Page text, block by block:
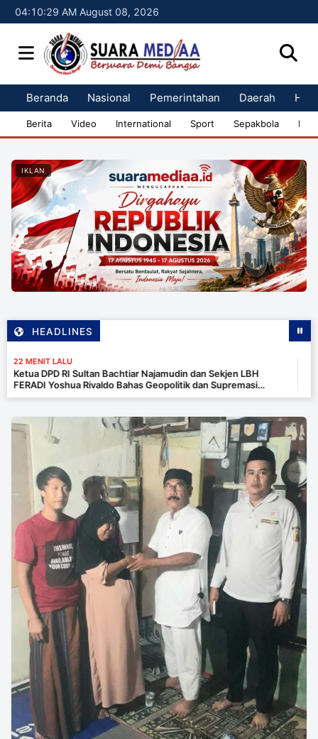
04:10:29 AM August 08, 2026
Beranda Nasional Pemerintahan Daerah
Berita Video International Sport Sepakbola
IKLAN
HEADLINES
LALU
DPD RI Sultan Bachtiar Najamudin dan Sekjen LBH
Yoshua Rivaldo Bahas Geopolitik dan Supremasi